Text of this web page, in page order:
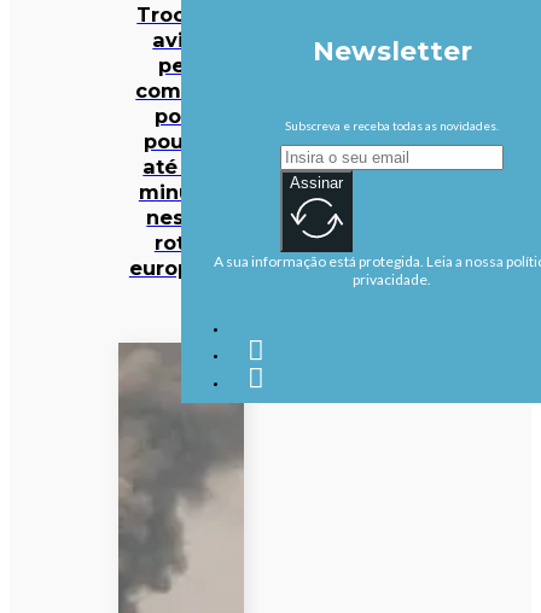
Trocar o
avião
pelo
comboio
pode
poupar
até 140
minutos
nestas
rotas
europeias
Newsletter
Subscreva e receba todas as novidades.
Assinar
A sua informação está protegida. Leia a nossa
privacidade.